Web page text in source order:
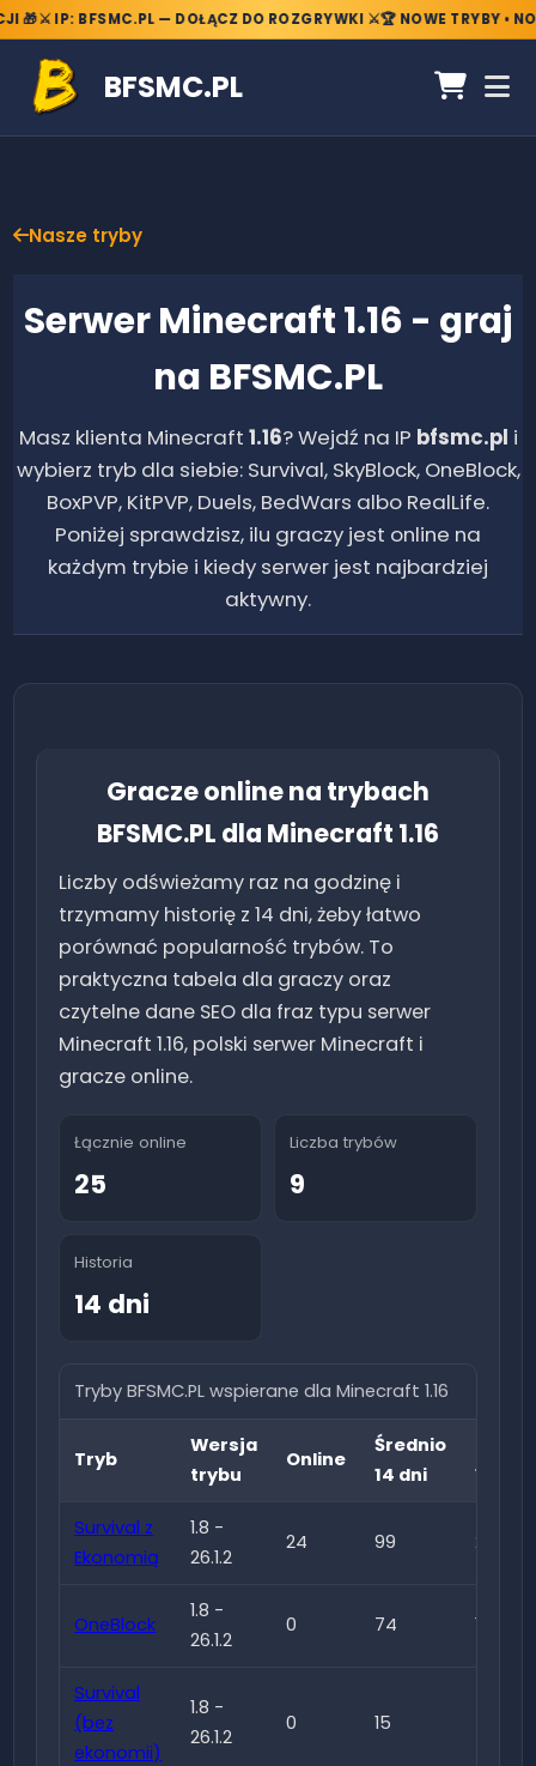
⚔️ IP: BFSMC.PL — DOŁĄCZ DO ROZGRYWKI ⚔️🏆 NOWE TRYBY •
BFSMC.PL
Nasze tryby
Serwer Minecraft1.16 - graj
na BFSMC.PL
Masz klienta Minecraft 1.16? Wejdź na IP bfsmc.pl i
wybierz tryb dla siebie: Survival, SkyBlock, OneBlock,
BoxPVP, KitPVP, Duels, BedWars albo RealLife.
Poniżej sprawdzisz, ilu graczy jest online na
każdym trybie i kiedy serwer jest najbardziej
aktywny.
Gracze online na trybach
BFSMC.PL dla Minecraft 1.16
Liczby odświeżamy raz na godzinę i
trzymamy historię z 14 dni, żeby łatwo
porównać popularność trybów. To
praktyczna tabela dla graczy oraz
czytelne dane SEO dla fraz typu serwer
Minecraft 1.16, polski serwer Minecraft i
gracze online.
Łącznie online
25
Liczba trybów
9
Historia
14 dni
Tryby BFSMC.PL wspierane dla Minecraft1.16
Tryb
Wersja
trybu
Online
Średnio
14 dni
14 dni
Survival z
Ekonomią
1.8 -
26.1.2
24 99 211
OneBlock
1.8 -
26.1.2
0 74 148
Survival
(bez
ekonomii)
1.8 -
26.1.2
0 15